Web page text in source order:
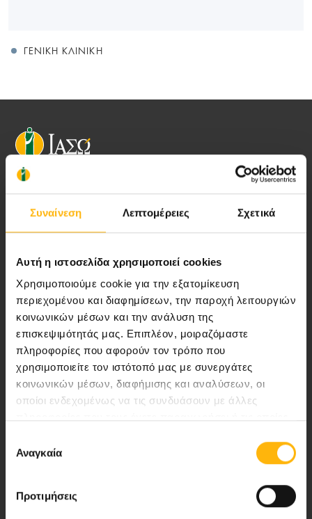
Συναίνεση Λεπτομέρειες Σχετικά
Αυτή η ιστοσελίδα χρησιμοποιεί cookies
Χρησιμοποιούμε cookie για την εξατομίκευση
περιεχομένου και διαφημίσεων, την παροχή λειτουργιών
κοινωνικών μέσων και την ανάλυση της
επισκεψιμότητάς μας. Επιπλέον, μοιραζόμαστε
πληροφορίες που αφορούν τον τρόπο που
χρησιμοποιείτε τον ιστότοπό μας με συνεργάτες
κοινωνικών μέσων, διαφήμισης και αναλύσεων, οι
οποίοι ενδεχομένως να τις συνδυάσουν με άλλες
των υπηρεσιών τους.
συγκατάθεσης
Αναγκαία
Προτιμήσεις
ΓΕΝΙΚΉ ΚΛΙΝΙΚΉ
ποιότητας ολοκληρωμένες υπηρεσίες
Περιοχή Ιατρών
Εκδηλώσεις